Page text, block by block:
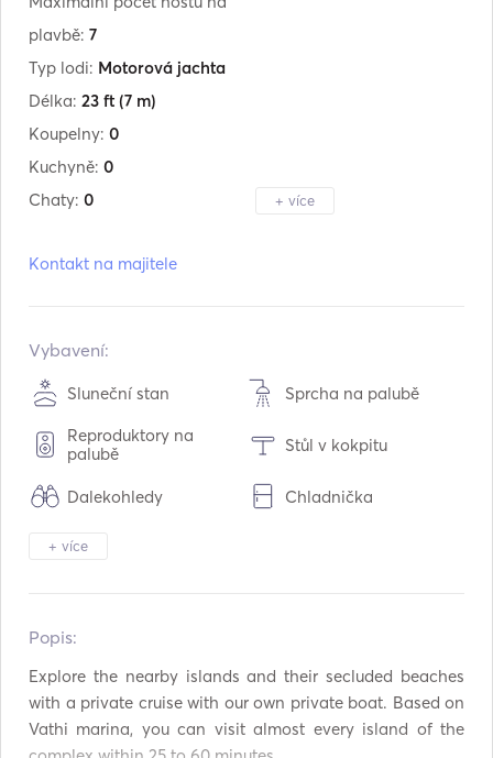
plavbě: 7
Typ lodi: Motorová jachta
Délka: 23 ft (7 m)
Koupelny: 0
Kuchyně: 0
Chaty: 0 + více
Přestavba v:
Motory:
Typ paliva:
Spotřeba:1 L /hodina
Kapacita vody:
Kapacita palivové nádrže:
350 L
Maximální cestovní rychlost:
Kontakt na majitele
Vybavení:
Sluneční stan Sprcha na palubě
Reproduktory na
palubě
Stůl v kokpitu
Dalekohledy Chladnička
Příbory / sklenice /
nádobí
šnorchlování
Kajak Padelová deska
+ více
Popis:
Explore the nearby islands and their secluded beaches
with a private cruise with our own private boat. Based on
Vathi marina, you can visit almost every island of the